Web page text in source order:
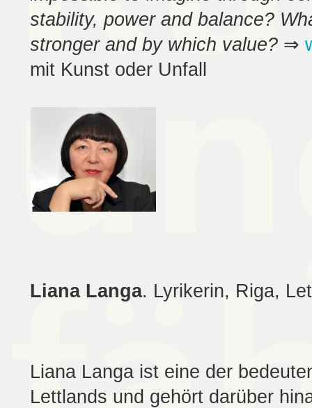
stability, power and balance?
stronger and by which value? ⇒
mit Kunst oder Unfall
Liana Langa. Lyrikerin, Riga,
Liana Langa ist eine der
Lettlands und gehört darüber